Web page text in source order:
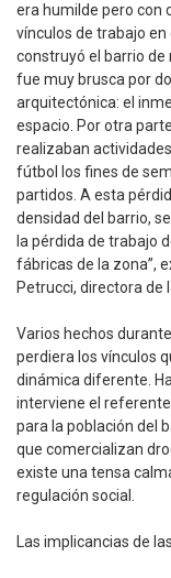
era humilde pero con
vínculos de trabajo en
construyó el barrio de
fue muy brusca por
arquitectónica: el
espacio. Por otra
realizaban
fútbol los fines de
partidos. A esta
densidad del barrio,
la pérdida de trabajo
fábricas de la zona”,
Petrucci, directora de
Varios hechos
perdiera los vínculos
dinámica diferente.
interviene el
para la población del
que comercializan
existe una tensa
regulación social.
Las implicancias de